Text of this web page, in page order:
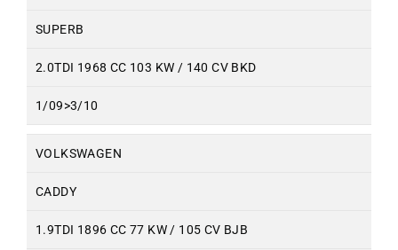
SUPERB
2.0TDI 1968 CC 103 KW / 140 CV BKD
1/09>3/10
VOLKSWAGEN
CADDY
1.9TDI 1896 CC 77 KW / 105 CV BJB